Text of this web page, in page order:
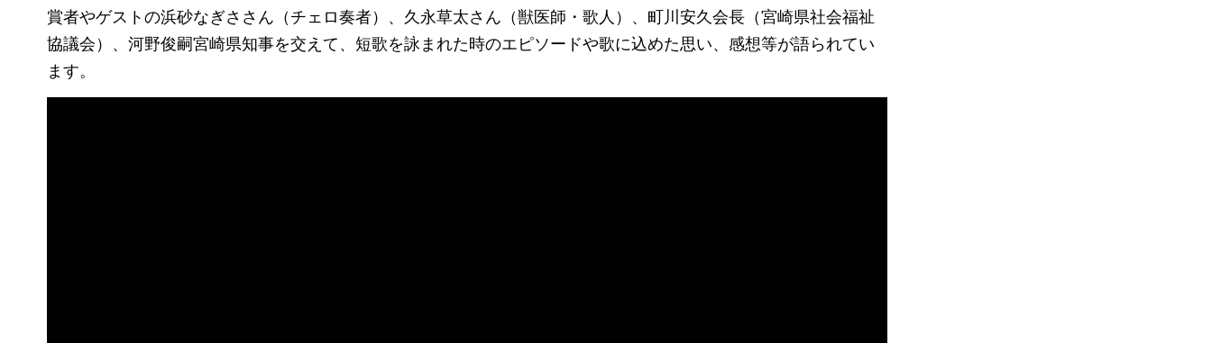
賞者やゲストの浜砂なぎささん（チェロ奏者）、久永草太さん（獣医師・歌人）、町川安久会長（宮崎県社会福祉
協議会）、河野俊嗣宮崎県知事を交えて、短歌を詠まれた時のエピソードや歌に込めた思い、感想等が語られてい
ます。